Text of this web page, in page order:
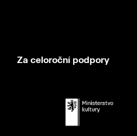
Za celoroční podpory